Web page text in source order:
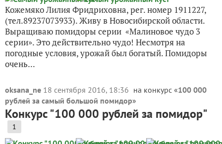
Кожемяко Лилия Фридриховна, рег. номер 1911227,
(тел.89237073933). Живу в Новосибирской области.
Выращиваю помидоры серии «Малиновое чудо 3
серии». Это действительно чудо! Несмотря на
погодные условия, урожай был богатый. Помидоры
очень...
oksana_ne 18 сентября 2016, 18:36 на конкурс «100 000
рублей за самый большой помидор»
Конкурс "100 000 рублей за помидор"
1